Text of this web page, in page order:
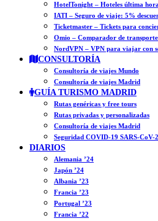
HotelTonight – Hoteles última
IATI – Seguro de viaje: 5%
Ticketmaster – Tickets para
Omio – Comparador de
NordVPN – VPN para viajar con
CONSULTORÍA
Consultoría de viajes Mundo
Consultoría de viajes Madrid
GUÍA TURISMO MADRID
Rutas genéricas y free tours
Rutas privadas y personalizadas
Consultoría de viajes Madrid
Seguridad COVID-19 SARS-CoV-2
DIARIOS
Alemania ’24
Japón ’24
Albania ’23
Francia ’23
Portugal ’23
Francia ’22